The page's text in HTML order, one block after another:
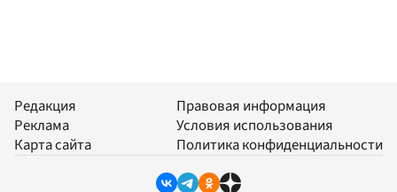
Редакция
Реклама
Карта сайта
Правовая информация
Условия использования
Политика конфиденциальности